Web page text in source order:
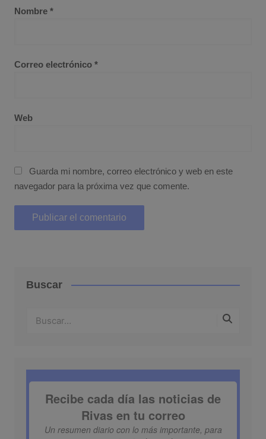
Nombre *
Correo electrónico *
Web
Guarda mi nombre, correo electrónico y web en este
navegador para la próxima vez que comente.
Buscar